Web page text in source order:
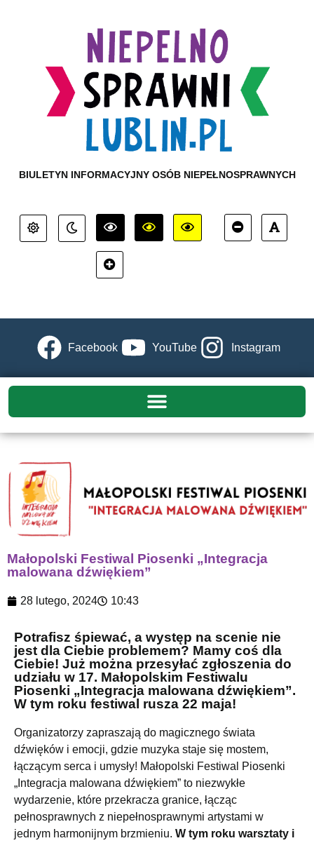
BIULETYN INFORMACYJNY OSÓB NIEPEŁNOSPRAWNYCH
Facebook YouTube Instagram
Małopolski Festiwal Piosenki „Integracja
malowana dźwiękiem”
28 lutego, 2024 10:43
Potrafisz śpiewać, a występ na scenie nie
jest dla Ciebie problemem? Mamy coś dla
Ciebie! Już można przesyłać zgłoszenia do
udziału w 17. Małopolskim Festiwalu
Piosenki „Integracja malowana dźwiękiem”.
W tym roku festiwal rusza 22 maja!
Organizatorzy zapraszają do magicznego świata
dźwięków i emocji, gdzie muzyka staje się mostem,
łączącym serca i umysły! Małopolski Festiwal Piosenki
„Integracja malowana dźwiękiem” to niezwykłe
wydarzenie, które przekracza granice, łącząc
pełnosprawnych z niepełnosprawnymi artystami w
jednym harmonijnym brzmieniu. W tym roku warsztaty i